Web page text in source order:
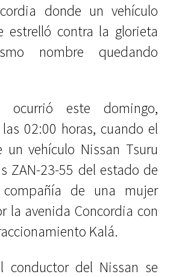
donde un vehículo
estrelló contra la glorieta
nombre quedando
ocurrió este domingo,
02:00 horas, cuando el
un vehículo Nissan Tsuru
ZAN-23-55 del estado de
compañía de una mujer
la avenida Concordia con
Kalá.
conductor del Nissan se